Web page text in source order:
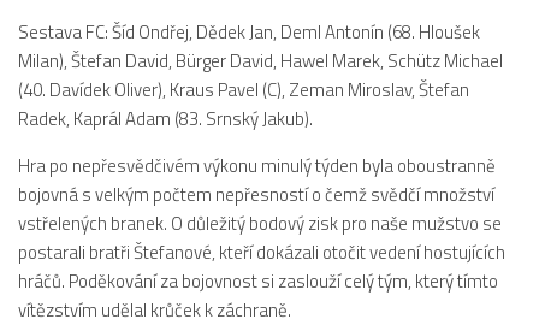
Zápasy MB 2025/26
Zápasy MB 2024/25
2022/23
2020/21
2019/20
2018/19
Sestava FC: Šíd Ondřej, Dědek Jan, Deml Antonín (68. Hloušek
Milan), Štefan David, Bürger David, Hawel Marek, Schütz Michael
(40. Davídek Oliver), Kraus Pavel (C), Zeman Miroslav, Štefan
Radek, Kaprál Adam (83. Srnský Jakub).
Hra po nepřesvědčivém výkonu minulý týden byla oboustranně
bojovná s velkým počtem nepřesností o čemž svědčí množství
vstřelených branek. O důležitý bodový zisk pro naše mužstvo se
postarali bratři Štefanové, kteří dokázali otočit vedení hostujících
hráčů. Poděkování za bojovnost si zaslouží celý tým, který tímto
vítězstvím udělal krůček k záchraně.